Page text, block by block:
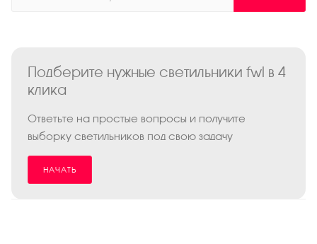
Подберите нужные светильники fwl в 4
клика
Ответьте на простые вопросы и получите
выборку светильников под свою задачу
НАЧАТЬ